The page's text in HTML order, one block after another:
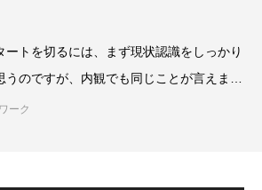
ートを切るには、まず現状認識をしっかり
うのですが、内観でも同じことが言えま
態な
ーク